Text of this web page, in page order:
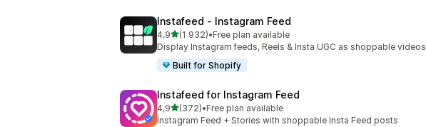
Instafeed ‑ Instagram Feed
4,9/ 5 tähteä
(1 932)
1932 arvostelua yhteensä
•Free plan available
Display Instagram feeds, Reels & Insta UGC as shoppable videos
Built for Shopify
Instafeed for Instagram Feed
4,9/ 5 tähteä
(372)
372 arvostelua yhteensä
•Free plan available
Instagram Feed + Stories with shoppable Insta Feed posts